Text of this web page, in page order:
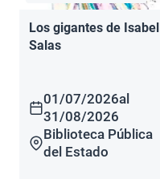
Los gigantes de Isabel
Salas
01/07/2026al
31/08/2026
Biblioteca Pública
del Estado